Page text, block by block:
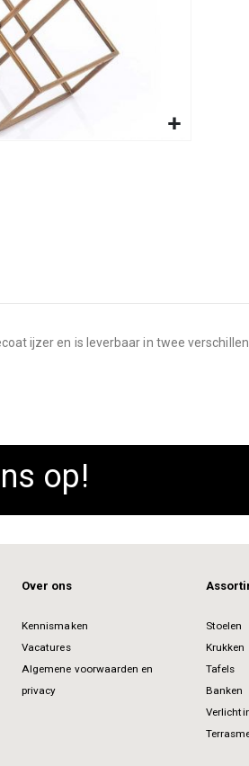
ijzer en is leverbaar in twee
op!
Over ons
Kennismaken
Vacatures
Algemene voorwaarden en
privacy
Stoelen
Krukken
Tafels
Banken